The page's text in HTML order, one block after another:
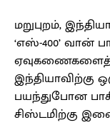
மறுபுறம்,
‘எஸ்-400’ வான்
ஏவுகணைகளைத்
இந்தியாவிற்கு
பயந்துபோன
சிஸ்டமிற்கு